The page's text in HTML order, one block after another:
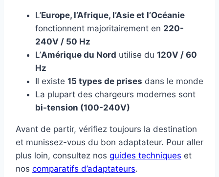
L’Europe, l’Afrique, l’Asie et l’Océanie
fonctionnent majoritairement en 220-
240V / 50 Hz
L’Amérique du Nord utilise du 120V / 60
Hz
Il existe 15 types de prises dans le monde
La plupart des chargeurs modernes sont
bi-tension (100-240V)
Avant de partir, vérifiez toujours la destination
et munissez-vous du bon adaptateur. Pour aller
plus loin, consultez nos guides techniques et
nos comparatifs d’adaptateurs.